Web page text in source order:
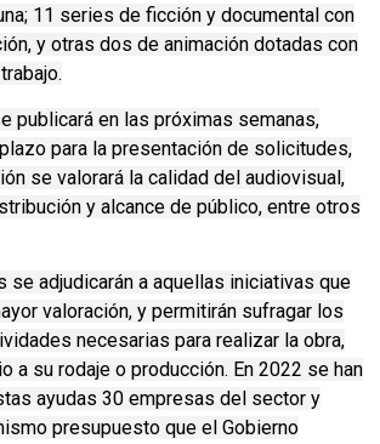
11 series de ficción y documental con
y otras dos de animación dotadas con
publicará en las próximas semanas,
para la presentación de solicitudes,
se valorará la calidad del audiovisual,
y alcance de público, entre otros
se adjudicarán a aquellas iniciativas que
valoración, y permitirán sufragar los
necesarias para realizar la obra,
a su rodaje o producción. En 2022 se han
ayudas 30 empresas del sector y
presupuesto que el Gobierno